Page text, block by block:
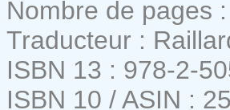
Nombre de pages
Traducteur :
ISBN 13 : 978-2-
ISBN 10 / ASIN :